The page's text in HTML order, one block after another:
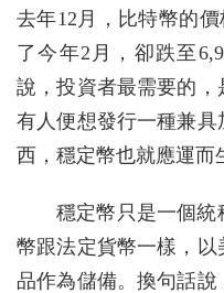
去年12月，比特幣的價
了今年2月，卻跌至
說，投資者最需要的，
有人便想發行一種兼
西，穩定幣也就應運而
穩定幣只是一個統
幣跟法定貨幣一樣，
品作為儲備。換句話